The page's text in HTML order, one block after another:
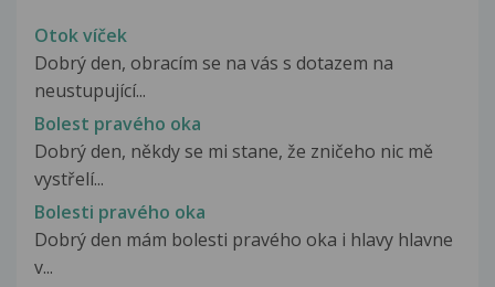
Otok víček
Dobrý den, obracím se na vás s dotazem na
neustupující...
Bolest pravého oka
Dobrý den, někdy se mi stane, že zničeho nic mě
vystřelí...
Bolesti pravého oka
Dobrý den mám bolesti pravého oka i hlavy hlavne
v...